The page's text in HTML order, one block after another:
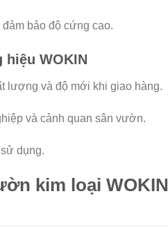
bảo độ cứng cao.
WOKIN
lượng và độ mới khi giao hàng.
và cảnh quan sân vườn.
dụng.
kim loại WOKIN